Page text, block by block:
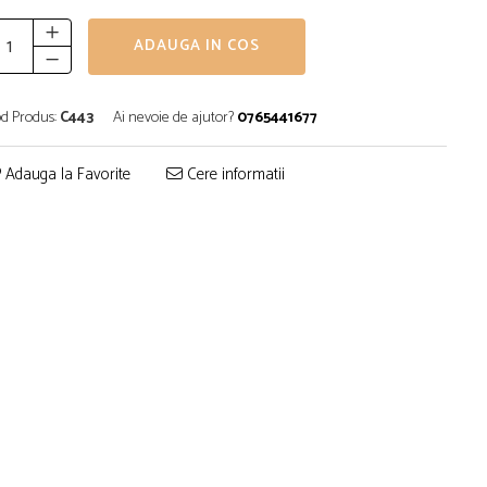
ADAUGA IN COS
Produs:C443 Ai nevoie de ajutor?0765441677
Adauga la Favorite Cere informatii